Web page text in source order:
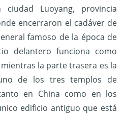
Luoyang, provincia
encerraron el cadáver de
famoso de la época de
delantero funciona como
la parte trasera es la
de los tres templos de
en China como en los
edificio antiguo que está